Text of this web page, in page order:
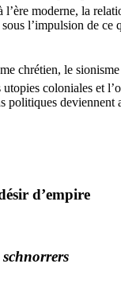
l’ère moderne, la
l’impulsion de ce
chrétien, le
utopies coloniales et
politiques deviennent
d’empire
schnorrers